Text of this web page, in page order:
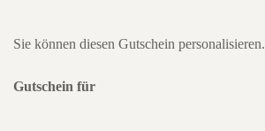
Sie können diesen Gutschein personalisieren.
Gutschein für